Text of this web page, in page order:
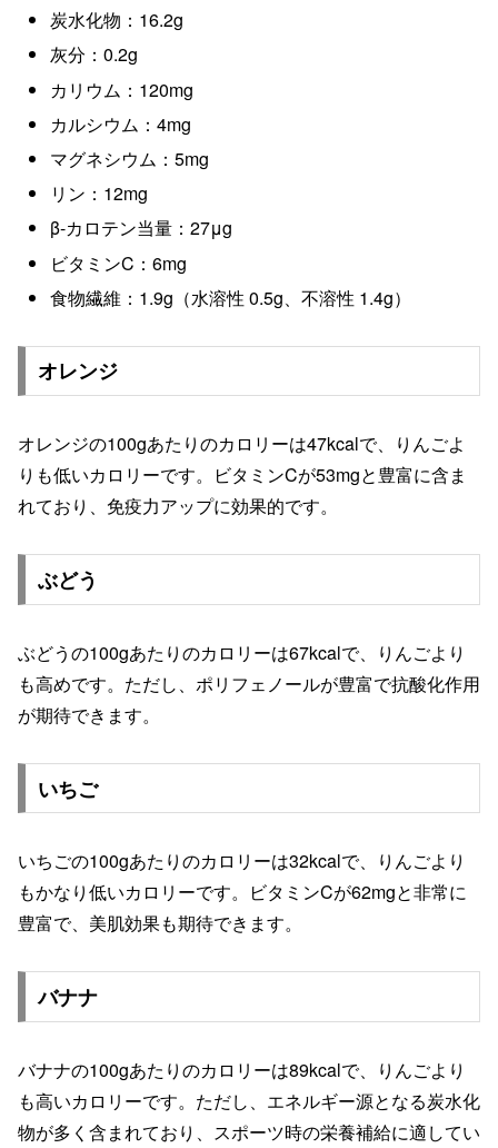
炭水化物：16.2g
灰分：0.2g
カリウム：120mg
カルシウム：4mg
マグネシウム：5mg
リン：12mg
β-カロテン当量：27μg
ビタミンC：6mg
食物繊維：1.9g（水溶性 0.5g、不溶性 1.4g）
オレンジ
オレンジの100gあたりのカロリーは47kcalで、りんごよ
りも低いカロリーです。ビタミンCが53mgと豊富に含ま
れており、免疫力アップに効果的です。
ぶどう
ぶどうの100gあたりのカロリーは67kcalで、りんごより
も高めです。ただし、ポリフェノールが豊富で抗酸化作用
が期待できます。
いちご
いちごの100gあたりのカロリーは32kcalで、りんごより
もかなり低いカロリーです。ビタミンCが62mgと非常に
豊富で、美肌効果も期待できます。
バナナ
バナナの100gあたりのカロリーは89kcalで、りんごより
も高いカロリーです。ただし、エネルギー源となる炭水化
物が多く含まれており、スポーツ時の栄養補給に適してい